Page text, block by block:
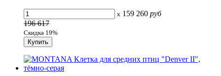
x 159 260 руб
196 617
Скидка 19%